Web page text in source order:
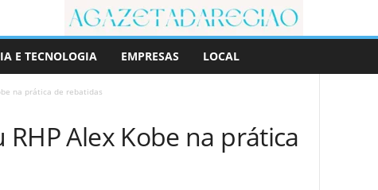
E TECNOLOGIA EMPRESAS LOCAL
na prática de rebatidas
Alex Kobe na prática